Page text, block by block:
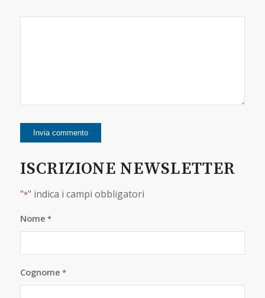
ISCRIZIONE NEWSLETTER
"*" indica i campi obbligatori
Nome *
Cognome *